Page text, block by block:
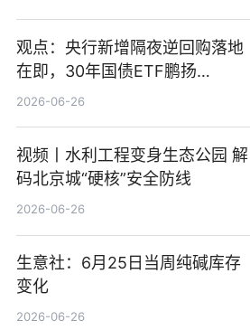
观点：央行新增隔夜逆回购落地
在即，30年国债ETF鹏扬
(511090) 盘中小幅上涨
2026-06-26
视频丨水利工程变身生态公园 解
码北京城“硬核”安全防线
2026-06-26
生意社：6月25日当周纯碱库存
变化
2026-06-26